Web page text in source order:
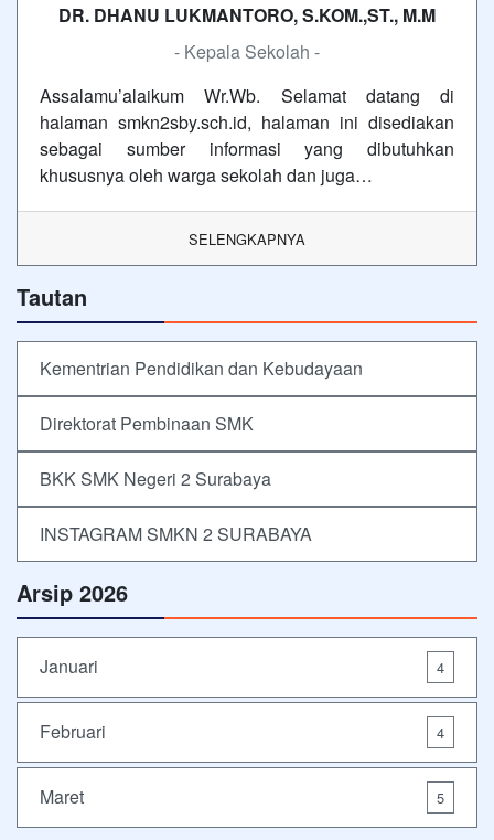
DR. DHANU LUKMANTORO, S.KOM.,ST., M.M
- Kepala Sekolah -
Assalamu’alaikum Wr.Wb. Selamat datang di
halaman smkn2sby.sch.id, halaman ini disediakan
sebagai sumber informasi yang dibutuhkan
khususnya oleh warga sekolah dan juga…
SELENGKAPNYA
Tautan
Kementrian Pendidikan dan Kebudayaan
Direktorat Pembinaan SMK
BKK SMK Negeri 2 Surabaya
INSTAGRAM SMKN 2 SURABAYA
Arsip 2026
Januari 4
Februari 4
Maret 5